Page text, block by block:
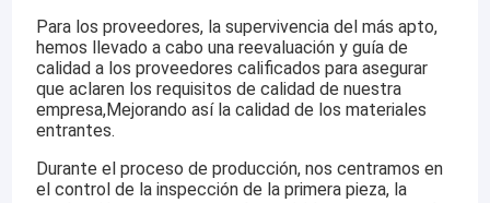
Para los proveedores, la supervivencia del más apto,
hemos llevado a cabo una reevaluación y guía de
calidad a los proveedores calificados para asegurar
que aclaren los requisitos de calidad de nuestra
empresa,Mejorando así la calidad de los materiales
entrantes.
Durante el proceso de producción, nos centramos en
el control de la inspección de la primera pieza, la